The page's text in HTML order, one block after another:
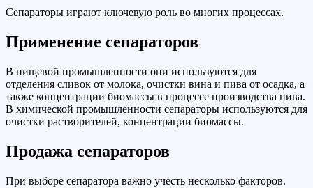
Сепараторы играют ключевую роль во многих процессах.
Применение сепараторов
В пищевой промышленности они используются для
отделения сливок от молока, очистки вина и пива от осадка, а
также концентрации биомассы в процессе производства пива.
В химической промышленности сепараторы используются для
очистки растворителей, концентрации биомассы.
Продажа сепараторов
При выборе сепаратора важно учесть несколько факторов.